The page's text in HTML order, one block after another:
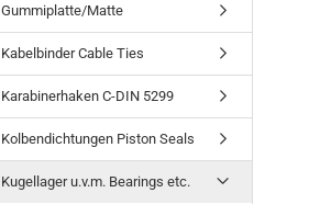
Gummiplatte/Matte
Kabelbinder Cable Ties
Karabinerhaken C-DIN 5299
Kolbendichtungen Piston Seals
Kugellager u.v.m. Bearings etc.